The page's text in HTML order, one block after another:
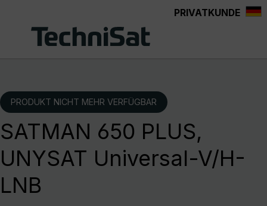
PRIVATKUNDE
PRODUKT NICHT MEHR VERFÜGBAR
SATMAN 650 PLUS,
UNYSAT Universal-V/H-
LNB